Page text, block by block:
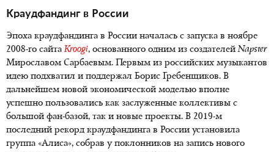
Краудфандинг в России
Эпоха краудфандинга в России началась с запуска в ноябре
2008-го сайтаKroogi, основанного одним из создателейNapster
Мирославом Сарбаевым. Первым из российских музыкантов
идею подхватил и поддержал Борис Гребенщиков. В
дальнейшем новой экономической моделью вполне
успешно пользовались как заслуженные коллективы с
большой фан-базой, так и новые проекты. В 2019-м
последний рекорд краудфандинга в России установила
группа «Алиса», собрав у поклонников на запись нового